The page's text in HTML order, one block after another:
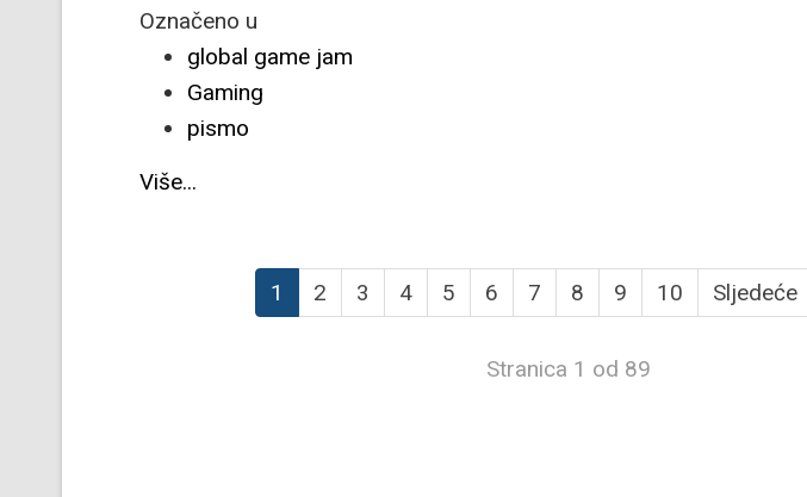
Označeno u
global game jam
Gaming
pismo
Više...
1 2 3 4 5 6 7 8 9 10 Sljedeće
Stranica 1 od 89